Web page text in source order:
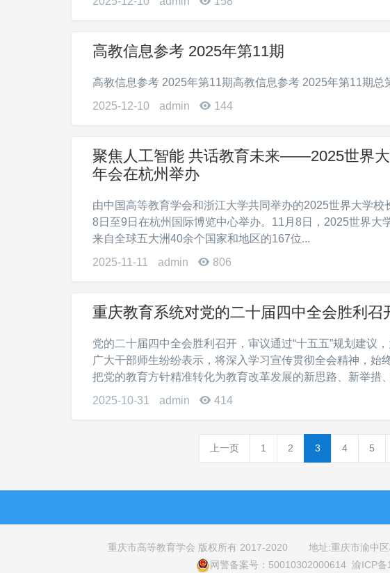
高教信息参考 2025年第11期
高教信息参考 2025年第11期高教信息参考 2025年第11期总
2025-12-10
admin 144
聚焦人工智能 共话教育未来——2025世界
年会在杭州举办
由中国高等教育学会和浙江大学共同举办的2025世界大学
8日至9日在杭州国际博览中心举办。11月8日，2025世界大
来自全球五大洲40余个国家和地区的167位...
2025-11-11
admin 806
重庆教育系统对党的二十届四中全会胜利召
党的二十届四中全会胜利召开，审议通过“十五五”规划建议
广大干部师生纷纷表示，将深入学习宣传贯彻全会精神，始
把党的教育方针精准转化为教育改革发展的新思路、新举措
2025-10-31
admin 414
上一页 1 2 3 4 5
重庆市高等教育学会 版权所有 2017-2020 地址:重庆市渝中
网警备案号：50010302000614 渝ICP